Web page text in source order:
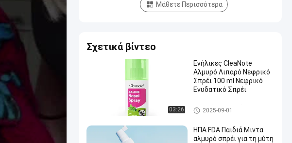
Μάθετε Περισσότερα
Σχετικά βίντεο
03:26
Ενήλικες CleaNote
Αλμυρό Λιπαρό Νεφρικό
Σπρέι 100 ml Νεφρικό
Ενυδατικό Σπρέι
αλατούχος ρινικός ψεκασμό
ς
2025-09-01
ΗΠΑ FDA Παιδιά Μιντα
αλμυρό σπρέι για τη μύτη